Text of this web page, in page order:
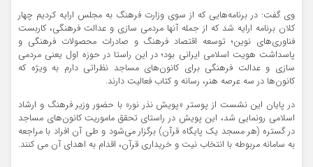
وی گفت: در برنامه‌هایی که از سوی وزارت فرهنگ به مجلس ارایه کردیم چهار
کلان برنامه ارایه شد که از جمله آنها مردمی سازی و عدالت فرهنگی، کاربست
فناوری‌های نوین؛ توسعه اقتصاد فرهنگ و صادرات محصولات فرهنگی و
پاسداشت هویت اسلامی ایرانی بود؛ در این راستا در حوزه اول یعنی مردمی
سازی و عدالت فرهنگی برای کانون‌های مساجد نظراتی دارم به ویژه که
کانون‌ها در سه عرصه هنر، رسانه و کتاب فعالیت دارند.
در پایان این نشست از پوستر «پویش نذر نور» با حضور وزیر فرهنگ و ارشاد
اسلامی رونمایی شد، این پویش در راستای تحقق ماموریت کانون‌های مساجد
در گستره (هر مسجد یک پایگاه قرآن) برگزار می‌شود و طی آن افراد با مراجعه
به سامانه مربوطه با انتخاب نیت و خریداری قرآن، اقدام به اهدای آن می کنند.